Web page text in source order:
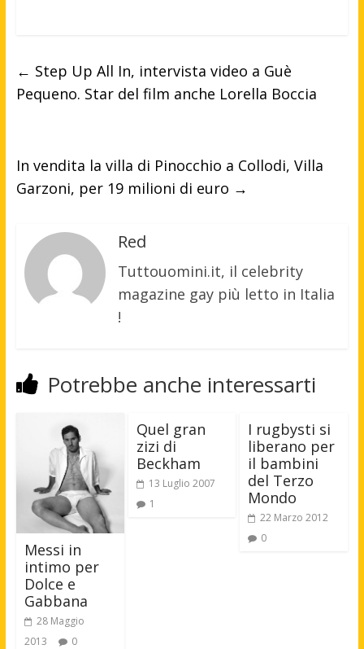
← Step Up All In, intervista video a Guè
Pequeno. Star del film anche Lorella Boccia
In vendita la villa di Pinocchio a Collodi, Villa
Garzoni, per 19 milioni di euro →
Red
Tuttouomini.it, il celebrity
magazine gay più letto in Italia
!
Potrebbe anche interessarti
Messi in
intimo per
Dolce e
Gabbana
28 Maggio
2013
0
Quel gran
zizi di
Beckham
13 Luglio 2007
1
I rugbysti si
liberano per
il bambini
del Terzo
Mondo
22 Marzo 2012
0